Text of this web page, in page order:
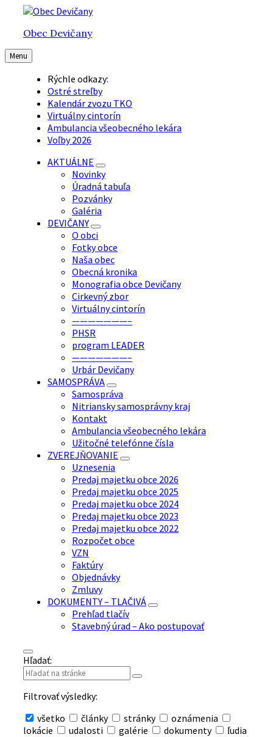
Preskočiť
obsah
Preskočiť
hlavnú
navigáciu
Preskočiť
pätičkuObec Devičany
Menu
Rýchle odkazy:
Ostré streľby
Kalendár zvozu TKO
Virtuálny cintorín
Ambulancia všeobecného lekára
Voľby 2026
AKTUÁLNE
Novinky
Úradná tabuľa
Pozvánky
Galéria
DEVIČANY
O obci
Fotky obce
Naša obec
Obecná kronika
Monografia obce Devičany
Cirkevný zbor
Virtuálny cintorín
———————–
PHSR
program LEADER
———————–
Urbár Devičany
SAMOSPRÁVA
Samospráva
Nitriansky samosprávny kraj
Kontakt
Ambulancia všeobecného lekára
Užitočné telefónne čísla
ZVEREJŇOVANIE
Uznesenia
Predaj majetku obce 2026
Predaj majetku obce 2025
Predaj majetku obce 2024
Predaj majetku obce 2023
Predaj majetku obce 2022
Rozpočet obce
VZN
Faktúry
Objednávky
Zmluvy
DOKUMENTY – TLAČIVÁ
Prehľad tlačív
Stavebný úrad – Ako postupovať
Hľadať:
Filtrovať výsledky:
všetko
články stránky
oznámenia
lokácie
udalosti galérie dokumenty ľudia